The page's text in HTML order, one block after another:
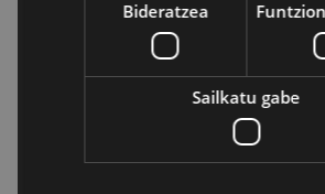
Bideratzea
Sailkatu gabe